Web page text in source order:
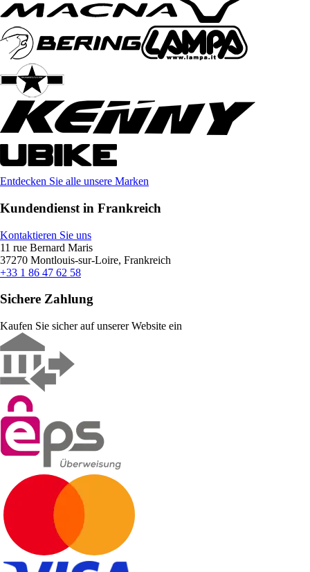
Entdecken Sie alle unsere Marken
Kundendienst in Frankreich
Kontaktieren Sie uns
11 rue Bernard Maris
37270 Montlouis-sur-Loire, Frankreich
+33 1 86 47 62 58
Sichere Zahlung
Kaufen Sie sicher auf unserer Website ein